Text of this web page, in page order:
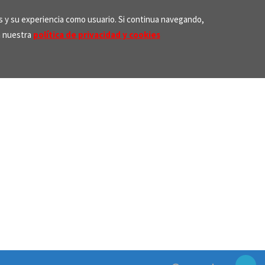
su experiencia como usuario. Si continua navegando,
nuestra política de privacidad y cookies